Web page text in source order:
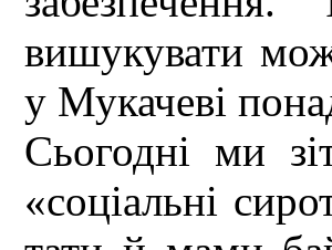
вишукувати
у Мукачеві
Сьогодні ми
«соціальні